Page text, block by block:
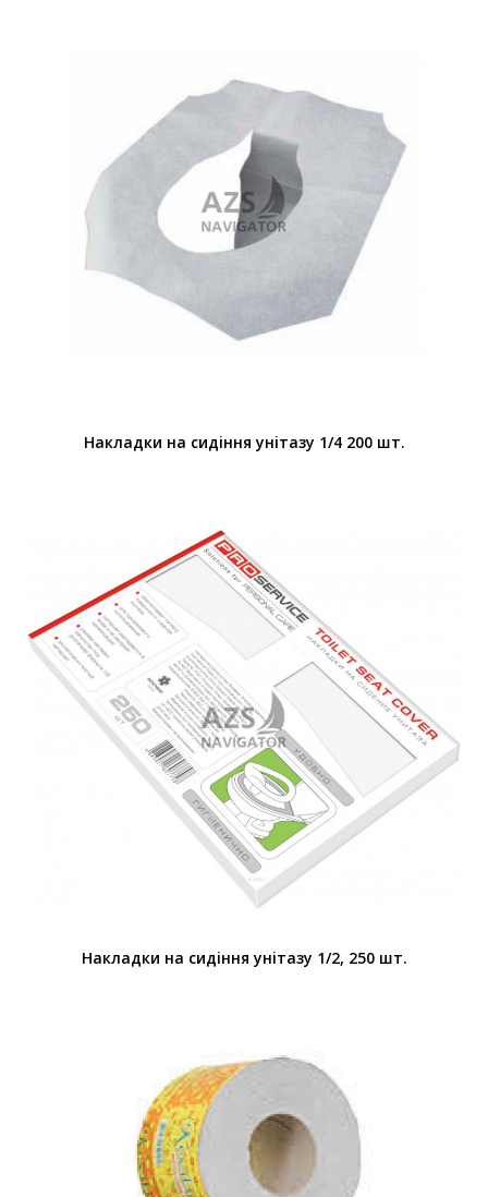
Накладки на сидiння унiтазу 1/4 200 шт.
Накладки на сидiння унiтазу 1/2, 250 шт.